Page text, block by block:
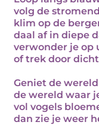
volg de
klim op de
daal af in diepe
verwonder je op
of trek door
Geniet de wereld
de wereld waar
vol vogels
dan zie je weer